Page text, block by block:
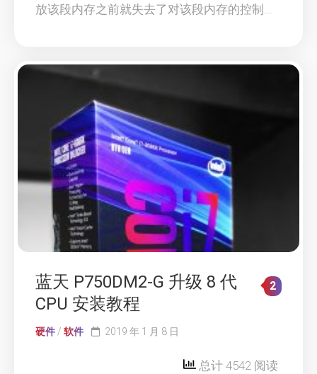
放该段内存之前就失去了对该段内存的控制...
蓝天 P750DM2-G 升级 8 代
CPU 安装教程
2
硬件 / 软件 2019 年 1 月 8 日
总计 4542 阅读